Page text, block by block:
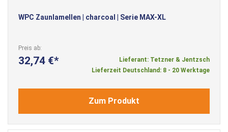
WPC Zaunlamellen | charcoal | Serie MAX-XL
Preis ab
32,74 €
Lieferant: Tetzner & Jentzsch
Lieferzeit Deutschland: 8 - 20 Werktage
Zum Produkt